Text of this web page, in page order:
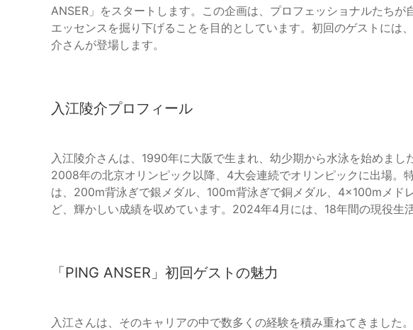
ANSER」をスタートします。この企画は、プロフェッショナルたち
エッセンスを掘り下げることを目的としています。初回のゲストには
介さんが登場します。
入江陵介プロフィール
入江陵介さんは、1990年に大阪で生まれ、幼少期から水泳を始めまし
2008年の北京オリンピック以降、4大会連続でオリンピックに出場。
は、200m背泳ぎで銀メダル、100m背泳ぎで銅メダル、4×100mメド
ど、輝かしい成績を収めています。2024年4月には、18年間の現役生
「PING ANSER」初回ゲストの魅力
入江さんは、そのキャリアの中で数多くの経験を積み重ねてきました